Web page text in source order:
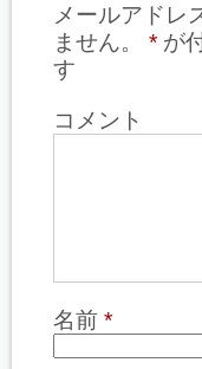
メールアドレ
ません。
* が
す
コメント
名前 *